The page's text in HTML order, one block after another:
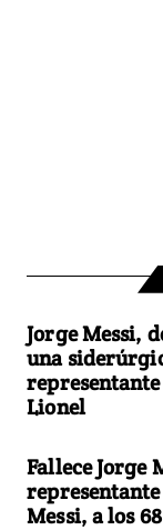
Jorge Messi,
una
Lionel
Fallece Jorge
Messi, a los